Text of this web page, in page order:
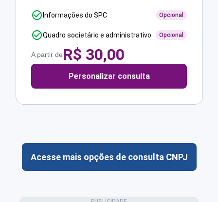
Informações do SPC Opcional
Quadro societário e administrativo Opcional
A partir deR$ 30,00
Personalizar consulta
Acesse mais opções de consulta CNPJ